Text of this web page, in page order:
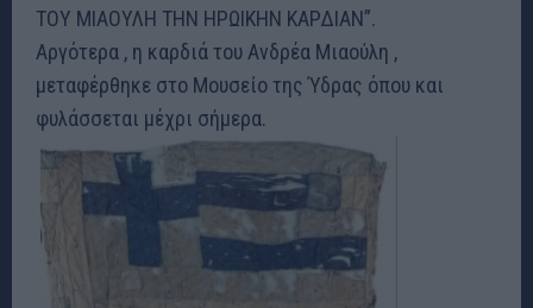
ΤΟΥ ΜΙΑΟΥΛΗ ΤΗΝ ΗΡΩΙΚΗΝ ΚΑΡΔΙΑΝ”.
Αργότερα , η καρδιά του Ανδρέα Μιαούλη ,
μεταφέρθηκε στο Μουσείο της Ύδρας όπου και
φυλάσσεται μέχρι σήμερα.